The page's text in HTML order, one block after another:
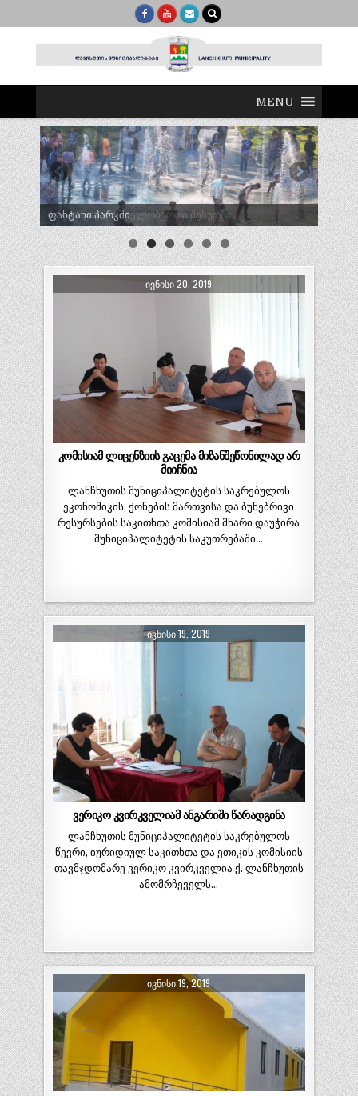
MENU
ტრადიციული ლელობურთი შუხუთში
ᲘᲕᲜᲘᲡᲘ 20, 2019
კომისიამ ლიცენზიის გაცემა მიზანშეწონილად არ
მიიჩნია
ლანჩხუთის მუნიციპალიტეტის საკრებულოს
ეკონომიკის, ქონების მართვისა და ბუნებრივი
რესურსების საკითხთა კომისიამ მხარი დაუჭირა
მუნიციპალიტეტის საკუთრებაში…
ᲘᲕᲜᲘᲡᲘ 19, 2019
ვერიკო კვირკველიამ ანგარიში წარადგინა
ლანჩხუთის მუნიციპალიტეტის საკრებულოს
წევრი, იურიდიულ საკითხთა და ეთიკის კომისიის
თავმჯდომარე ვერიკო კვირკველია ქ. ლანჩხუთის
ამომრჩეველს…
ᲘᲕᲜᲘᲡᲘ 19, 2019